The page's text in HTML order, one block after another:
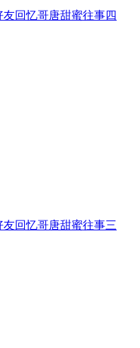
友回忆哥唐甜蜜往事四
友回忆哥唐甜蜜往事三